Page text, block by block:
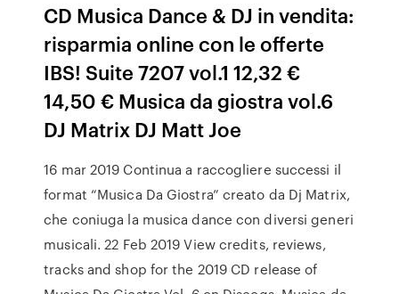
CD Musica Dance & DJ in vendita:
risparmia online con le offerte
IBS! Suite 7207 vol.1 12,32 €
14,50 € Musica da giostra vol.6
DJ Matrix DJ Matt Joe
16 mar 2019 Continua a raccogliere successi il
format “Musica Da Giostra” creato da Dj Matrix,
che coniuga la musica dance con diversi generi
musicali. 22 Feb 2019 View credits, reviews,
tracks and shop for the 2019 CD release of